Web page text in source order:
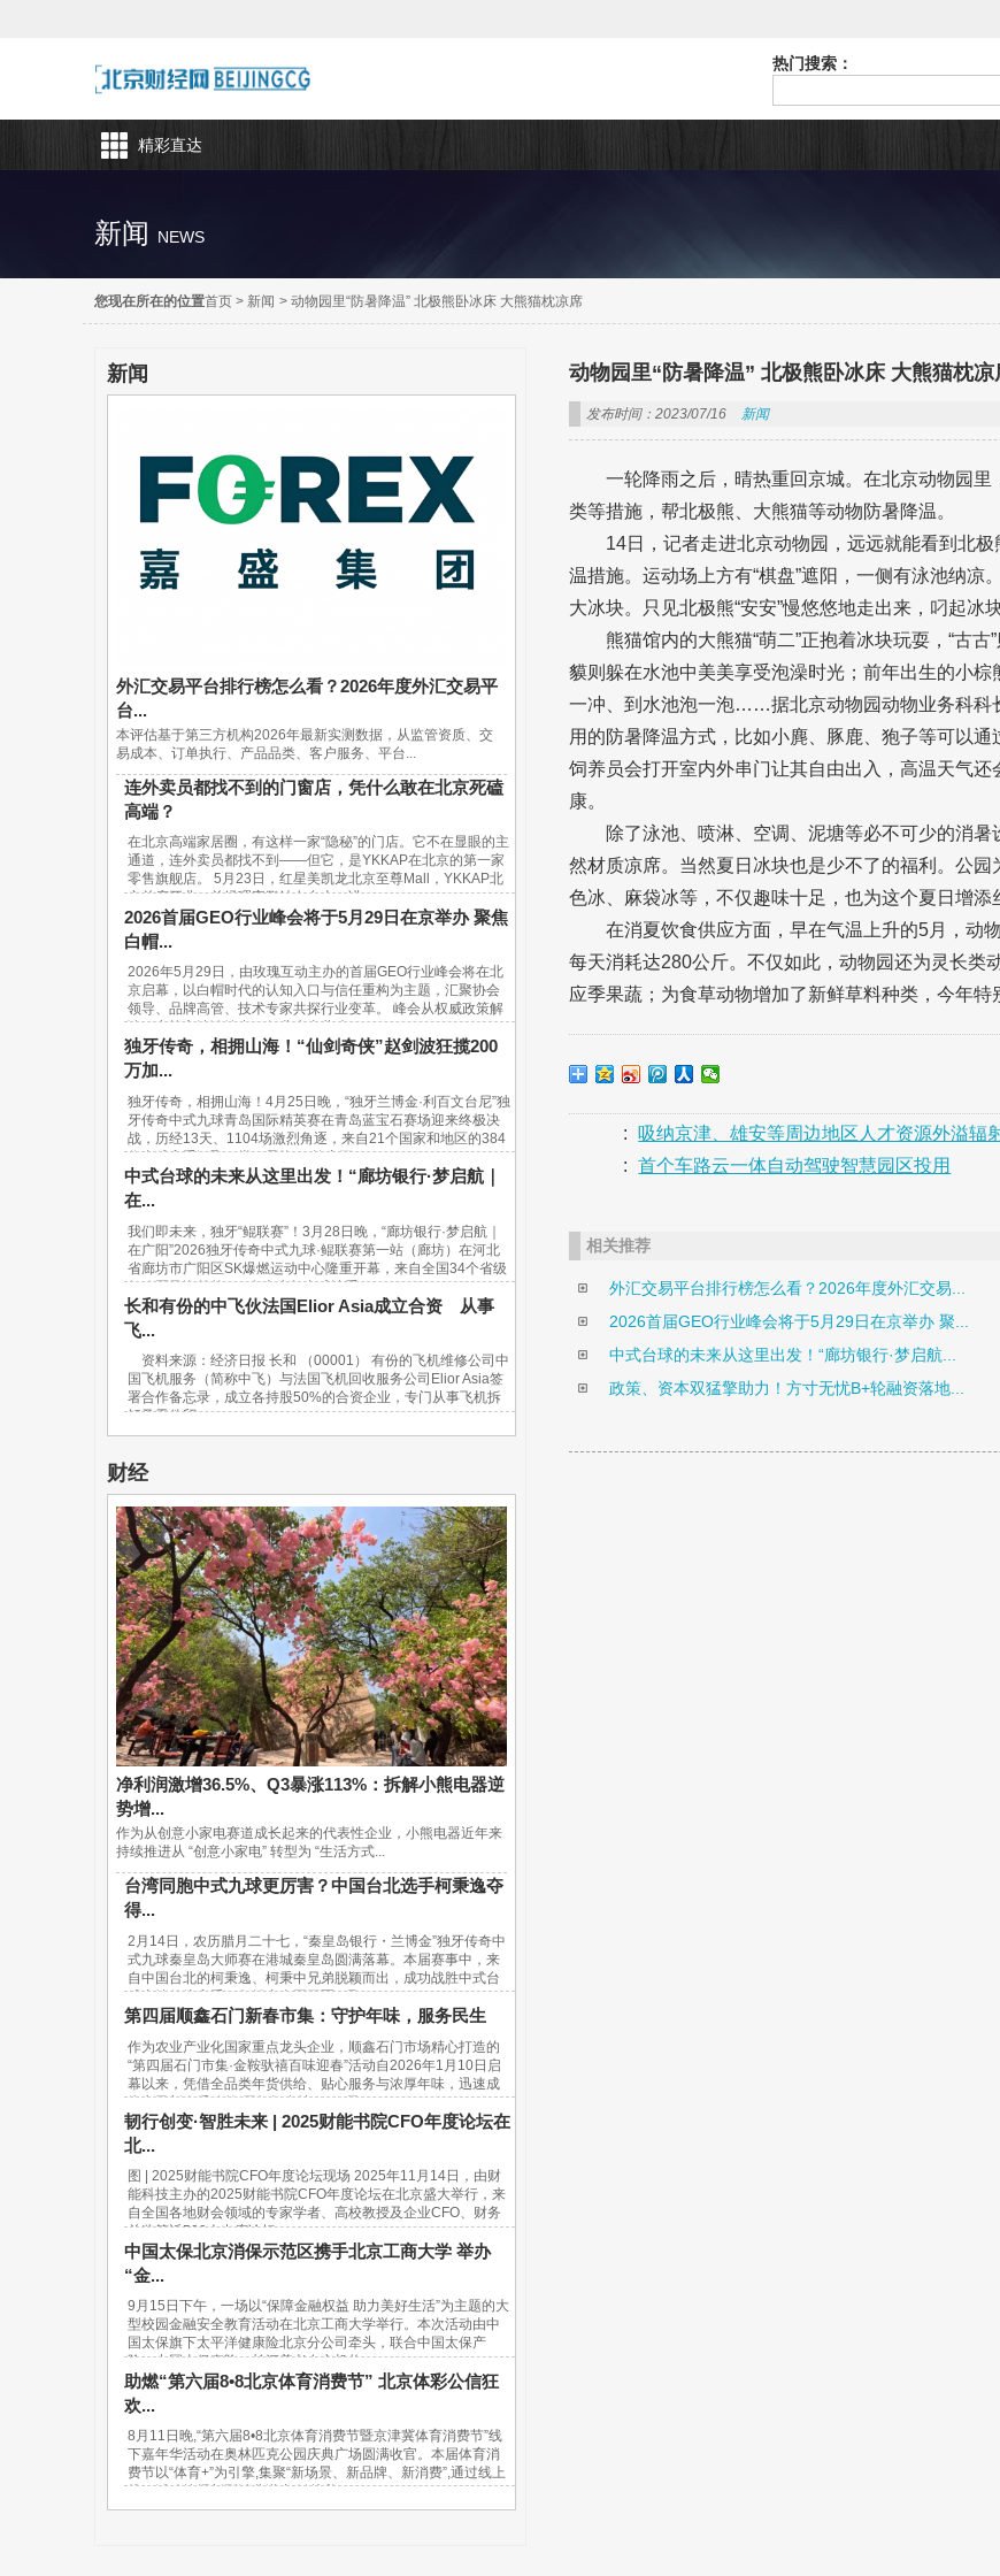
热门搜索：
精彩直达
新闻 NEWS
您现在所在的位置首页 > 新闻 > 动物园里“防暑降温” 北极熊卧冰床 大熊猫枕凉席
新闻
外汇交易平台排行榜怎么看？2026年度外汇交易平
台...
本评估基于第三方机构2026年最新实测数据，从监管资质、交
易成本、订单执行、产品品类、客户服务、平台...
连外卖员都找不到的门窗店，凭什么敢在北京死磕
高端？
在北京高端家居圈，有这样一家“隐秘”的门店。它不在显眼的主
通道，连外卖员都找不到——但它，是YKKAP在北京的第一家
零售旗舰店。 5月23日，红星美凯龙北京至尊Mall，YKKAP北
京首店开业。总经理宋鹏站在台上，讲...
2026首届GEO行业峰会将于5月29日在京举办 聚焦
白帽...
2026年5月29日，由玫瑰互动主办的首届GEO行业峰会将在北
京启幕，以白帽时代的认知入口与信任重构为主题，汇聚协会
领导、品牌高管、技术专家共探行业变革。 峰会从权威政策解
读、实战方法论输出、行业生态共建...
独牙传奇，相拥山海！“仙剑奇侠”赵剑波狂揽200
万加...
独牙传奇，相拥山海！4月25日晚，“独牙兰博金·利百文台尼”独
牙传奇中式九球青岛国际精英赛在青岛蓝宝石赛场迎来终极决
战，历经13天、1104场激烈角逐，来自21个国家和地区的384
位台球高手汇聚一堂，最终，“软塞王...
中式台球的未来从这里出发！“廊坊银行·梦启航｜
在...
我们即未来，独牙“鲲联赛”！3月28日晚，“廊坊银行·梦启航｜
在广阳”2026独牙传奇中式九球·鲲联赛第一站（廊坊）在河北
省廊坊市广阳区SK爆燃运动中心隆重开幕，来自全国34个省级
行政区及海外的940名青少年台球选手...
长和有份的中飞伙法国Elior Asia成立合资 从事
飞...
资料来源：经济日报 长和 （00001） 有份的飞机维修公司中
国飞机服务（简称中飞）与法国飞机回收服务公司Elior Asia签
署合作备忘录，成立各持股50%的合资企业，专门从事飞机拆
解及零件贸...
财经
净利润激增36.5%、Q3暴涨113%：拆解小熊电器逆
势增...
作为从创意小家电赛道成长起来的代表性企业，小熊电器近年来
持续推进从 “创意小家电” 转型为 “生活方式...
台湾同胞中式九球更厉害？中国台北选手柯秉逸夺
得...
2月14日，农历腊月二十七，“秦皇岛银行・兰博金”独牙传奇中
式九球秦皇岛大师赛在港城秦皇岛圆满落幕。本届赛事中，来
自中国台北的柯秉逸、柯秉中兄弟脱颖而出，成功战胜中式台
球内地传统高手，包揽赛事冠亚军，取...
第四届顺鑫石门新春市集：守护年味，服务民生
作为农业产业化国家重点龙头企业，顺鑫石门市场精心打造的
“第四届石门市集·金鞍驮禧百味迎春”活动自2026年1月10日启
幕以来，凭借全品类年货供给、贴心服务与浓厚年味，迅速成
为市民新春采购的“网红打卡地”。37天...
韧行创变·智胜未来 | 2025财能书院CFO年度论坛在
北...
图 | 2025财能书院CFO年度论坛现场 2025年11月14日，由财
能科技主办的2025财能书院CFO年度论坛在北京盛大举行，来
自全国各地财会领域的专家学者、高校教授及企业CFO、财务
总监等近500人出席论坛。...
中国太保北京消保示范区携手北京工商大学 举办
“金...
9月15日下午，一场以“保障金融权益 助力美好生活”为主题的大
型校园金融安全教育活动在北京工商大学举行。本次活动由中
国太保旗下太平洋健康险北京分公司牵头，联合中国太保产
险、中国太保寿险、长江养老在京机构...
助燃“第六届8•8北京体育消费节” 北京体彩公信狂
欢...
8月11日晚,“第六届8•8北京体育消费节暨京津冀体育消费节”线
下嘉年华活动在奥林匹克公园庆典广场圆满收官。本届体育消
费节以“体育+”为引擎,集聚“新场景、新品牌、新消费”,通过线上
线下活动挖掘新型消费潜力,链接美...
动物园里“防暑降温” 北极熊卧冰床 大熊猫枕凉
发布时间：2023/07/16 新闻
一轮降雨之后，晴热重回京城。在北京动物园
类等措施，帮北极熊、大熊猫等动物防暑降温。
14日，记者走进北京动物园，远远就能看到北
温措施。运动场上方有“棋盘”遮阳，一侧有泳池纳
大冰块。只见北极熊“安安”慢悠悠地走出来，叼起冰
熊猫馆内的大熊猫“萌二”正抱着冰块玩耍，“古
貘则躲在水池中美美享受泡澡时光；前年出生的小
一冲、到水池泡一泡……据北京动物园动物业务科科
用的防暑降温方式，比如小麂、豚鹿、狍子等可以
饲养员会打开室内外串门让其自由出入，高温天气
康。
除了泳池、喷淋、空调、泥塘等必不可少的消
然材质凉席。当然夏日冰块也是少不了的福利。公
色冰、麻袋冰等，不仅趣味十足，也为这个夏日增添
在消夏饮食供应方面，早在气温上升的5月，动
每天消耗达280公斤。不仅如此，动物园还为灵长类
应季果蔬；为食草动物增加了新鲜草料种类，今年特
:
吸纳京津、雄安等周边地区人才资源外溢辐
:
首个车路云一体自动驾驶智慧园区投用
相关推荐
外汇交易平台排行榜怎么看？2026年度外汇交易...
2026首届GEO行业峰会将于5月29日在京举办 聚...
中式台球的未来从这里出发！“廊坊银行·梦启航...
政策、资本双猛擎助力！方寸无忧B+轮融资落地...